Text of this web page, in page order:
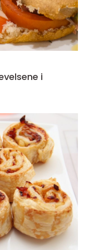
i